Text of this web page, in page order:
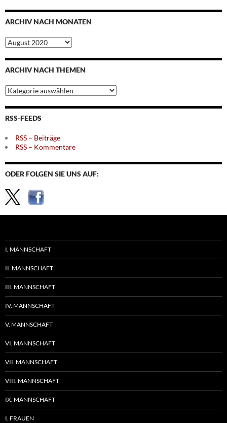
ARCHIV NACH MONATEN
Archiv
nach
Monaten
ARCHIV NACH THEMEN
Archiv
nach
Themen
RSS-FEEDS
RSS – Beiträge
RSS – Kommentare
ODER FOLGEN SIE UNS AUF:
I. MANNSCHAFT
II. MANNSCHAFT
III. MANNSCHAFT
IV. MANNSCHAFT
V. MANNSCHAFT
VI. MANNSCHAFT
VII. MANNSCHAFT
VIII. MANNSCHAFT
IX. MANNSCHAFT
I. FRAUEN